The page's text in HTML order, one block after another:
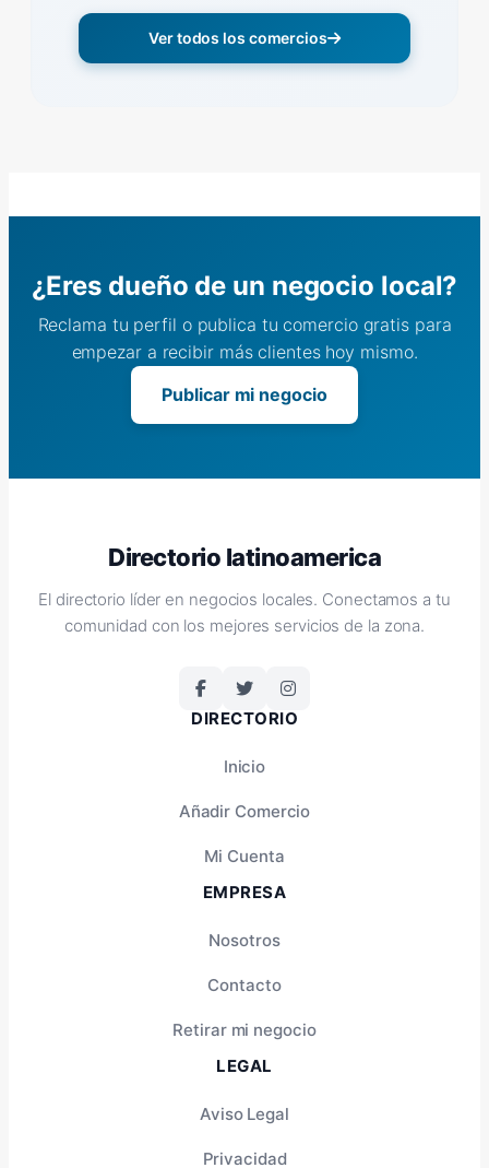
Ver todos los comercios
¿Eres dueño de un negocio local?
Reclama tu perfil o publica tu comercio gratis para
empezar a recibir más clientes hoy mismo.
Publicar mi negocio
Directorio latinoamerica
El directorio líder en negocios locales. Conectamos a tu
comunidad con los mejores servicios de la zona.
DIRECTORIO
Inicio
Añadir Comercio
Mi Cuenta
EMPRESA
Nosotros
Contacto
Retirar mi negocio
LEGAL
Aviso Legal
Privacidad